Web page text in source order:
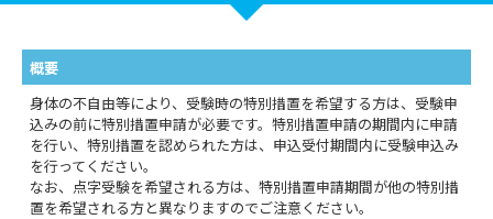
概要
身体の不自由等により、受験時の特別措置を希望する方は、受験申
込みの前に特別措置申請が必要です。特別措置申請の期間内に申請
を行い、特別措置を認められた方は、申込受付期間内に受験申込み
を行ってください。
なお、点字受験を希望される方は、特別措置申請期間が他の特別措
置を希望される方と異なりますのでご注意ください。